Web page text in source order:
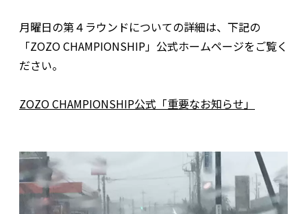
月曜日の第４ラウンドについての詳細は、下記の
「ZOZO CHAMPIONSHIP」公式ホームページをご覧く
ださい。
ZOZO CHAMPIONSHIP公式「重要なお知らせ」